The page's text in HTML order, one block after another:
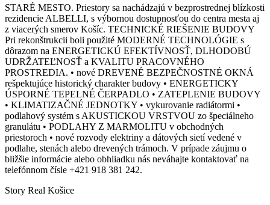
STARÉ MESTO. Priestory sa nachádzajú v bezprostrednej blízkosti
rezidencie ALBELLI, s výbornou dostupnosťou do centra mesta aj
z viacerých smerov Košíc. TECHNICKÉ RIEŠENIE BUDOVY
Pri rekonštrukcii boli použité MODERNÉ TECHNOLÓGIE s
dôrazom na ENERGETICKÚ EFEKTÍVNOSŤ, DLHODOBÚ
UDRŽATEĽNOSŤ a KVALITU PRACOVNÉHO
PROSTREDIA. • nové DREVENÉ BEZPEČNOSTNÉ OKNÁ
rešpektujúce historický charakter budovy • ENERGETICKY
ÚSPORNÉ TEPELNÉ ČERPADLO • ZATEPLENIE BUDOVY
• KLIMATIZAČNÉ JEDNOTKY • vykurovanie radiátormi •
podlahový systém s AKUSTICKOU VRSTVOU zo špeciálneho
granulátu • PODLAHY Z MARMOLITU v obchodných
priestoroch • nové rozvody elektriny a dátových sietí vedené v
podlahe, stenách alebo drevených trámoch. V prípade záujmu o
bližšie informácie alebo obhliadku nás neváhajte kontaktovať na
telefónnom čísle +421 918 381 242.
Story Real Košice